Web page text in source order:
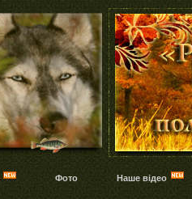
Фото Наше відео